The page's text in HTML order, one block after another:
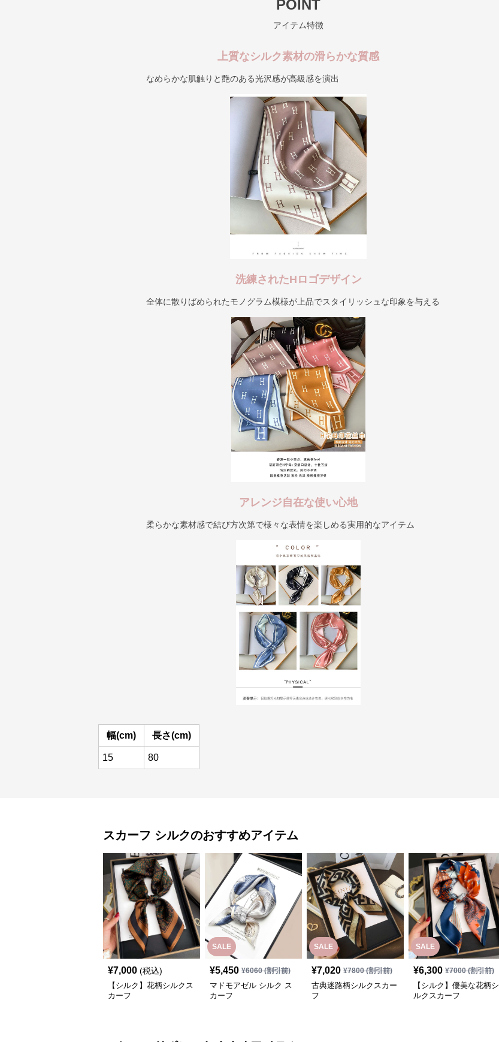
POINT
アイテム特徴
上質なシルク素材の滑らかな質感
なめらかな肌触りと艶のある光沢感が高級感を演出
洗練されたHロゴデザイン
全体に散りばめられたモノグラム模様が上品でスタイリッシュな印象を与える
アレンジ自在な使い心地
柔らかな素材感で結び方次第で様々な表情を楽しめる実用的なアイテム
幅(cm) 長さ(cm)
15 80
スカーフ シルクのおすすめアイテム
¥7,000 (税込)
【シルク】花柄シルクス
カーフ
SALE
¥5,450 ¥6060(割引前)
マドモアゼル シルク ス
カーフ
SALE
¥7,020 ¥7800(割引前)
古典迷路柄シルクスカー
フ
SALE
¥6,300 ¥7000(割引前)
【シルク】優美な花柄シ
ルクスカーフ